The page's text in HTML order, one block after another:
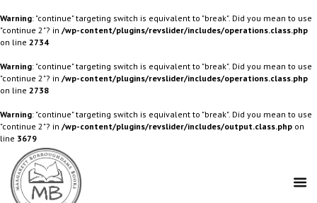
Warning: "continue" targeting switch is equivalent to "break". Did you mean to use
"continue 2"? in /wp-content/plugins/revslider/includes/operations.class.php
on line 2734
Warning: "continue" targeting switch is equivalent to "break". Did you mean to use
"continue 2"? in /wp-content/plugins/revslider/includes/operations.class.php
on line 2738
Warning: "continue" targeting switch is equivalent to "break". Did you mean to use
"continue 2"? in /wp-content/plugins/revslider/includes/output.class.php on
line 3679